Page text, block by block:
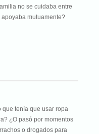
no se cuidaba entre
mutuamente?
que tenía que usar ropa
¿O pasó por momentos
o drogados para